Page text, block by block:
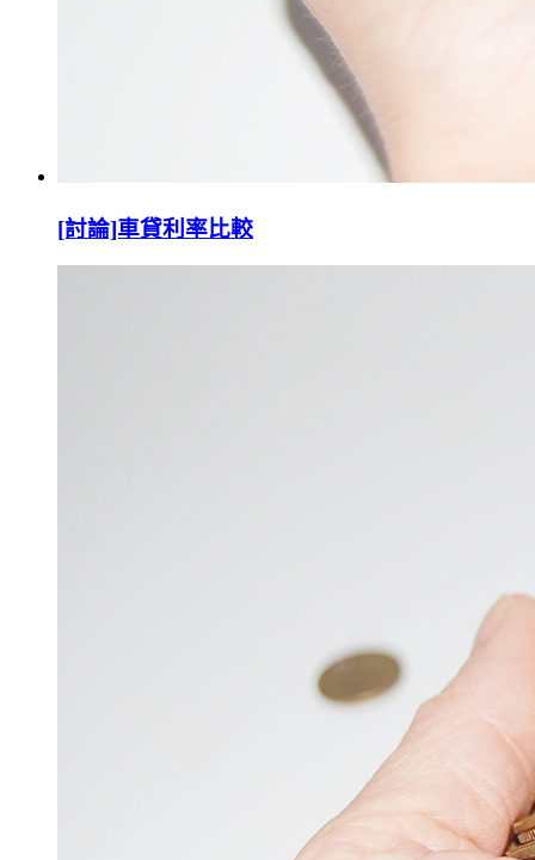
[討論]車貸利率比較